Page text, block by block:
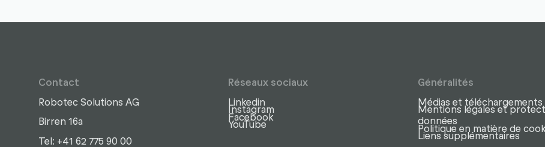
Contact
Robotec Solutions AG
Birren 16a
Tel: +41 62 775 90 00
Réseaux sociaux
Linkedin
Instagram
Facebook
YouTube
Généralités
Médias et téléchargements
Mentions légales et
données
Politique en matière de
Liens supplémentaires